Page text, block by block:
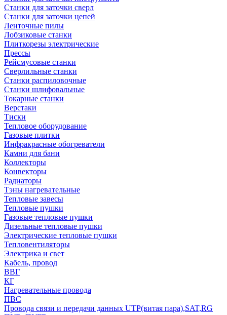
Станки для заточки сверл
Станки для заточки цепей
Ленточные пилы
Лобзиковые станки
Плиткорезы электрические
Прессы
Рейсмусовые станки
Сверлильные станки
Станки распиловочные
Станки шлифовальные
Токарные станки
Верстаки
Тиски
Тепловое оборудование
Газовые плитки
Инфракрасные обогреватели
Камни для бани
Коллекторы
Конвекторы
Радиаторы
Тэны нагревательные
Тепловые завесы
Тепловые пушки
Газовые тепловые пушки
Дизельные тепловые пушки
Электрические тепловые пушки
Тепловентиляторы
Электрика и свет
Кабель, провод
ВВГ
КГ
Нагревательные провода
ПВС
Провода связи и передачи данных UTP(витая пара),SAT,RG